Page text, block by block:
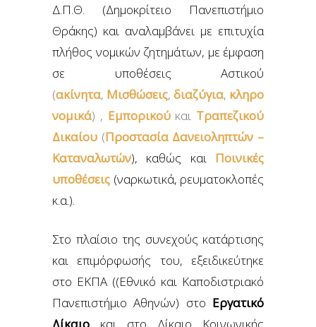
Δ.Π.Θ. (Δημοκρίτειο Πανεπιστήμιο
Θράκης) και αναλαμβάνει με επιτυχία
πλήθος νομικών ζητημάτων, με έμφαση
σε υποθέσεις Αστικού
(ακίνητα, Μισθώσεις, διαζύγια, κληρο
νομικά) , Εμπορικούκαι Τραπεζικού
Δικαίου (Προστασία Δανειοληπτών –
Καταναλωτών), καθώς και Ποινικές
υποθέσεις (ναρκωτικά, ρευματοκλοπές
κ.α.).
Στο πλαίσιο της συνεχούς κατάρτισης
και επιμόρφωσής του, εξειδικεύτηκε
στο ΕΚΠΑ ((Εθνικό και Καποδιστριακό
Πανεπιστήμιο Αθηνών) στο Εργατικό